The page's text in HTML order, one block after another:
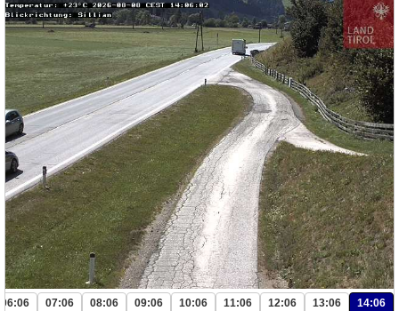
06:06 07:06 08:06 09:06 10:06 11:06 12:06 13:06 14:06